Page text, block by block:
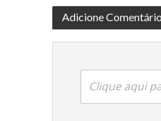
Adicione Comentário
Clique aqui